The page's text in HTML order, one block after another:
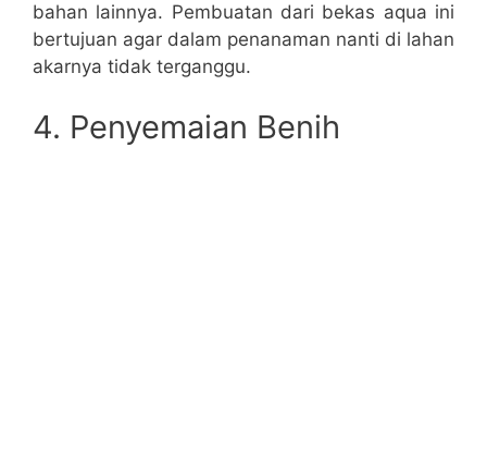
bahan lainnya. Pembuatan dari bekas aqua ini
bertujuan agar dalam penanaman nanti di lahan
akarnya tidak terganggu.
4. Penyemaian Benih